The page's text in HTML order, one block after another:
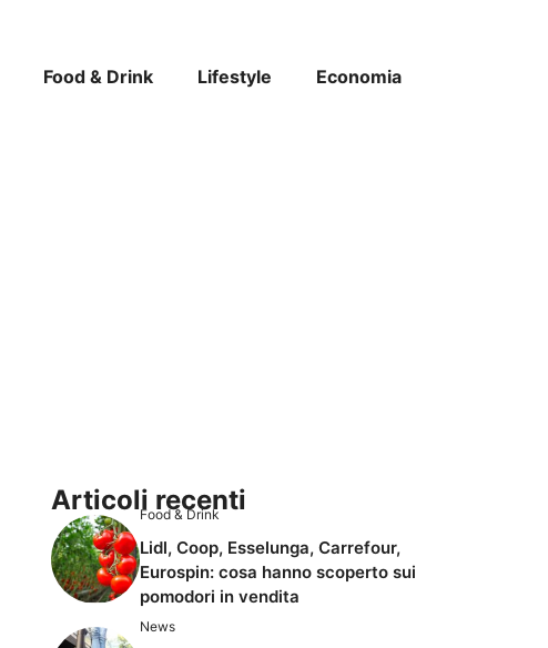
Food & Drink Lifestyle Economia
Articoli recenti
Food & Drink
Lidl, Coop, Esselunga, Carrefour,
Eurospin: cosa hanno scoperto sui
pomodori in vendita
News